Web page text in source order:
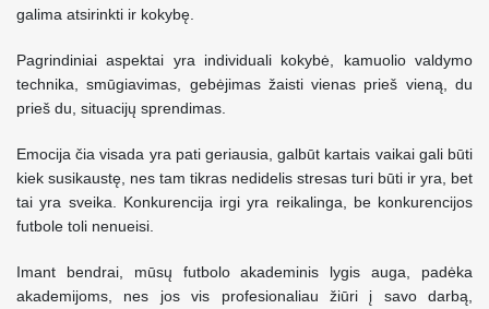
galima atsirinkti ir kokybę.
Pagrindiniai aspektai yra individuali kokybė, kamuolio valdymo
technika, smūgiavimas, gebėjimas žaisti vienas prieš vieną, du
prieš du, situacijų sprendimas.
Emocija čia visada yra pati geriausia, galbūt kartais vaikai gali būti
kiek susikaustę, nes tam tikras nedidelis stresas turi būti ir yra, bet
tai yra sveika. Konkurencija irgi yra reikalinga, be konkurencijos
futbole toli nenueisi.
Imant bendrai, mūsų futbolo akademinis lygis auga, padėka
akademijoms, nes jos vis profesionaliau žiūri į savo darbą,